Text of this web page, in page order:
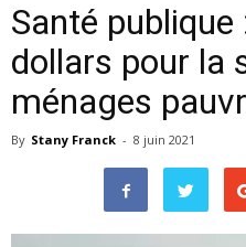
Santé
dollars pour la
ménages
By Stany Franck - 8 juin 2021